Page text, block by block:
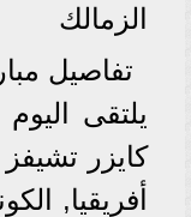
الزمالك
تفاصيل
كايزر
أفريقيا,